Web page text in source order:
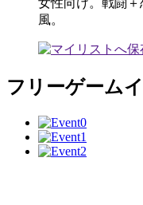
女性向け。戦闘
風。
フリーゲーム